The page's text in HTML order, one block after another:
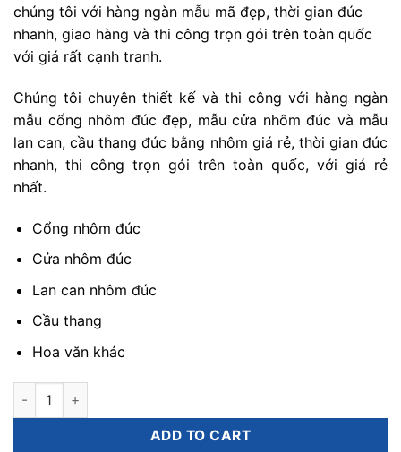
chúng tôi với hàng ngàn mẫu mã đẹp, thời gian đúc
nhanh, giao hàng và thi công trọn gói trên toàn quốc
với giá rất cạnh tranh.
Chúng tôi chuyên thiết kế và thi công với hàng ngàn
mẫu cổng nhôm đúc đẹp, mẫu cửa nhôm đúc và mẫu
lan can, cầu thang đúc bằng nhôm giá rẻ, thời gian đúc
nhanh, thi công trọn gói trên toàn quốc, với giá rẻ
nhất.
Cổng nhôm đúc
Cửa nhôm đúc
Lan can nhôm đúc
Cầu thang
Hoa văn khác
báo giá lan can nhôm đúc quantity
ADD TO CART